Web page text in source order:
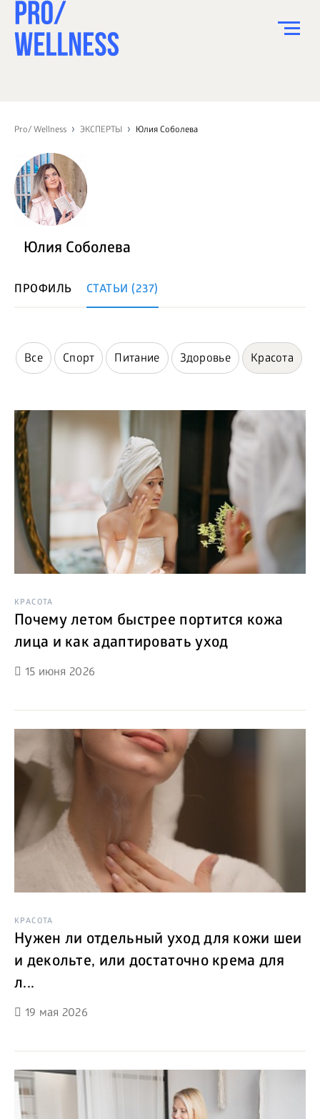
Pro/ Wellness ЭКСПЕРТЫ Юлия Соболева
Юлия Соболева
ПРОФИЛЬ СТАТЬИ (237)
Все Спорт Питание Здоровье Красота
КРАСОТА
Почему летом быстрее портится кожа
лица и как адаптировать уход
15 июня 2026
КРАСОТА
Нужен ли отдельный уход для кожи шеи
и декольте, или достаточно крема для
л...
19 мая 2026
СПОРТ
ЗДОРОВЬЕ
КРАСОТА
ПСИХОЛОГИЯ
ДЕТИ
КАК?